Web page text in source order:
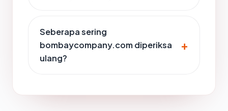
Seberapa sering
bombaycompany.com diperiksa
ulang?